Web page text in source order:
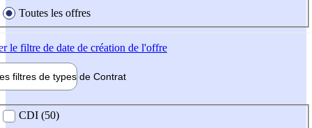
Toutes les offres
le filtre de date de création de l'offre
filtres de types de Contrat
contrat
CDI (50)